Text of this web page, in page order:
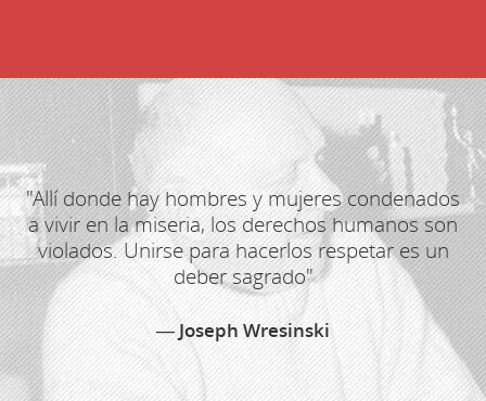
"Allí donde hay hombres y mujeres condenados
a vivir en la miseria, los derechos humanos son
violados. Unirse para hacerlos respetar es un
deber sagrado"
Joseph Wresinski